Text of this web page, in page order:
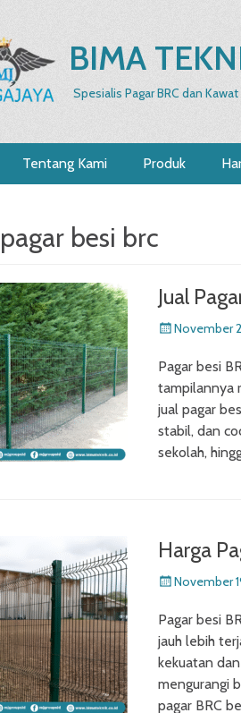
BIMA
Spesialis Pagar BRC dan Kawat
Tentang Kami Produk
pagar besi brc
Jual
Posted
November
Pagar besi
tampilannya
jual pagar
stabil, dan
sekolah,
Harga
Posted
November
Pagar besi
jauh lebih
kekuatan
mengurangi
pagar BRC